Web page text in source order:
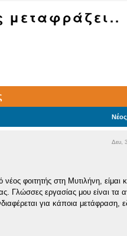
μεταφράζει..
Δευ,
νέος φοιτητής στη Μυτιλήνη,
Γλώσσες εργασίας μου είναι
για κάποια μετάφραση,